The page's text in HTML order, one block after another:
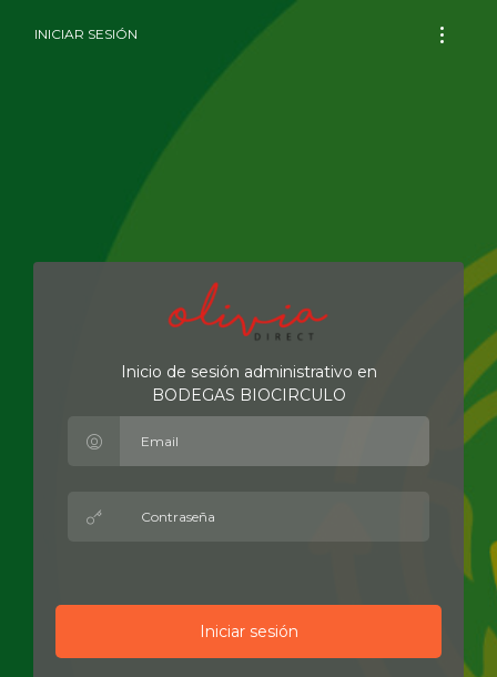
INICIAR SESIÓN
Inicio de sesión administrativo en
BODEGAS BIOCIRCULO
Iniciar sesión